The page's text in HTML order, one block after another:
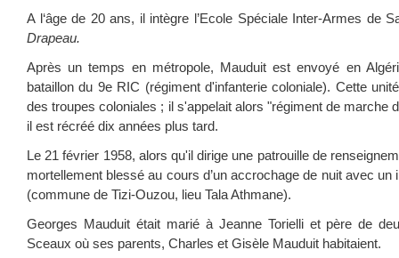
A l‘âge de 20 ans, il intègre l’Ecole Spéciale Inter-Armes de
Drapeau.
Après un temps en métropole, Mauduit est envoyé en
bataillon du 9e RIC (régiment d'infanterie coloniale). Cette
des troupes coloniales ; il s'appelait alors "régiment de marche
il est récréé dix années plus tard.
Le 21 février 1958, alors qu'il dirige une patrouille de
mortellement blessé au cours d’un accrochage de nuit avec un
(commune de Tizi-Ouzou, lieu Tala Athmane).
Georges Mauduit était marié à Jeanne Torielli et père de
Sceaux où ses parents, Charles et Gisèle Mauduit habitaient.